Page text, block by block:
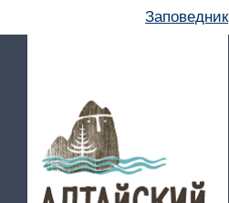
Заповедник